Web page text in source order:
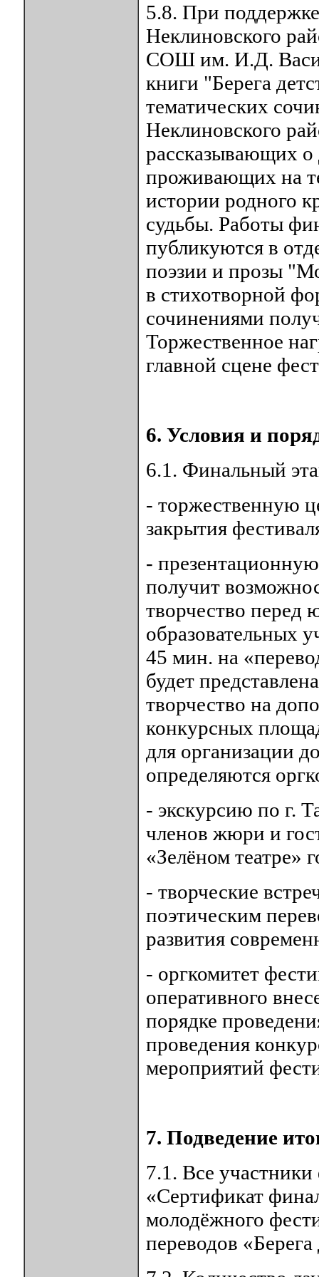
5.8. При
Неклиновского
СОШ им. И.Д.
книги "Берега
тематических
Неклиновского
рассказывающих о
проживающих на
истории родного
судьбы. Работы
публикуются в
поэзии и прозы
в стихотворной
сочинениями
Торжественное
главной сцене
6. Условия и
6.1. Финальный
- торжественную
закрытия
-
получит
творчество перед
образовательных
45 мин. на
будет
творчество на
конкурсных
для организации
определяются
- экскурсию по г.
членов жюри и
«Зелёном театре»
- творческие
поэтическим
развития
- оргкомитет
оперативного
порядке
проведения
мероприятий
7. Подведение
7.1. Все
«Сертификат
молодёжного
переводов